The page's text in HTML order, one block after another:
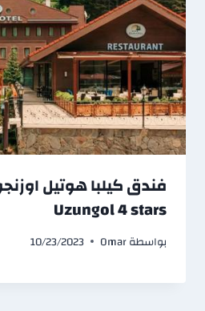
Uzungol 4 stars
بواسطةOmar
10/23/2023